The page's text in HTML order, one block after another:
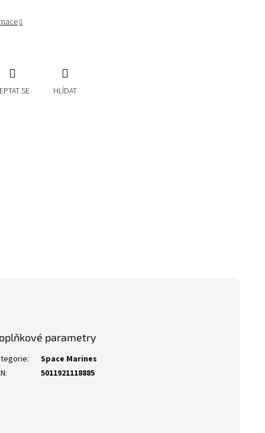
SE HLÍDAT
parametry
:
Space Marines
: 5011921118885